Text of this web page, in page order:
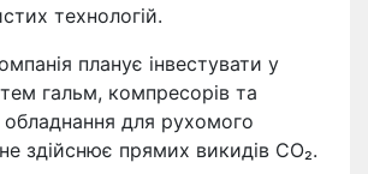
технологій.
планує інвестувати у
гальм, компресорів та
обладнання для рухомого
здійснює прямих викидів CO₂.